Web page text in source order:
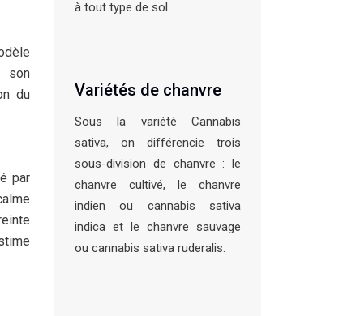
son
du
par
à tout type de sol.
Variétés de chanvre
Sous la variété Cannabis
sativa, on différencie trois
sous-division de chanvre : le
chanvre cultivé, le chanvre
indien ou cannabis sativa
indica et le chanvre sauvage
ou cannabis sativa ruderalis.